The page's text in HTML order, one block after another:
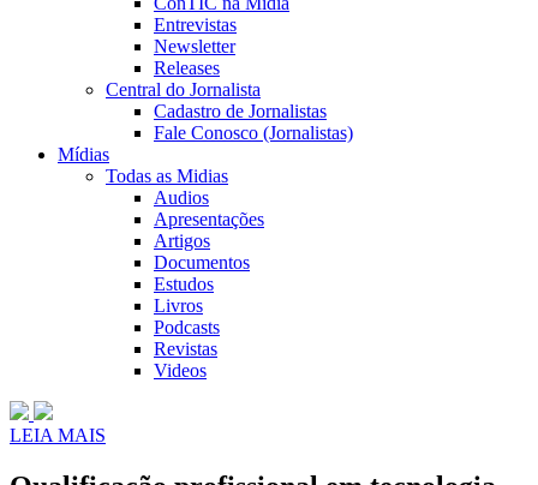
Entrevistas
Newsletter
Releases
Central do Jornalista
Cadastro de Jornalistas
Fale Conosco (Jornalistas)
Mídias
Todas as Midias
Audios
Apresentações
Artigos
Documentos
Estudos
Livros
Podcasts
Revistas
Videos
LEIA MAIS